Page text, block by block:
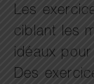
Les
ciblant les
idéaux
Des